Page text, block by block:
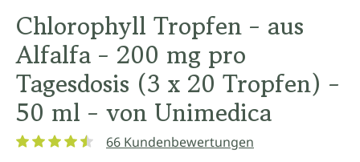
Chlorophyll Tropfen - aus
Alfalfa - 200 mg pro
Tagesdosis (3 x 20 Tropfen) -
50 ml - von Unimedica
66 Kundenbewertungen